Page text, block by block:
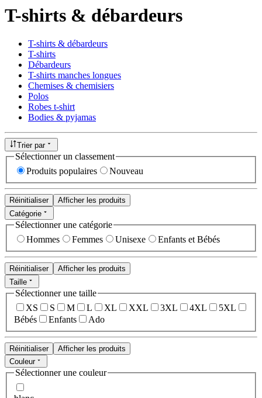
T-shirts & débardeurs
T-shirts & débardeurs
T-shirts
Débardeurs
T-shirts manches longues
Chemises & chemisiers
Polos
Robes t-shirt
Bodies & pyjamas
Trier par
Sélectionner un classement
Produits populaires
Nouveau
Réinitialiser
Afficher les produits
Catégorie
Sélectionner une catégorie
Hommes
Femmes Unisexe Enfants et Bébés
Réinitialiser
Afficher les produits
Taille
Sélectionner une taille
XS
S M L XL XXL 3XL 4XL
5XL
Bébés
Enfants Ado
Réinitialiser
Afficher les produits
Couleur
Sélectionner une couleur